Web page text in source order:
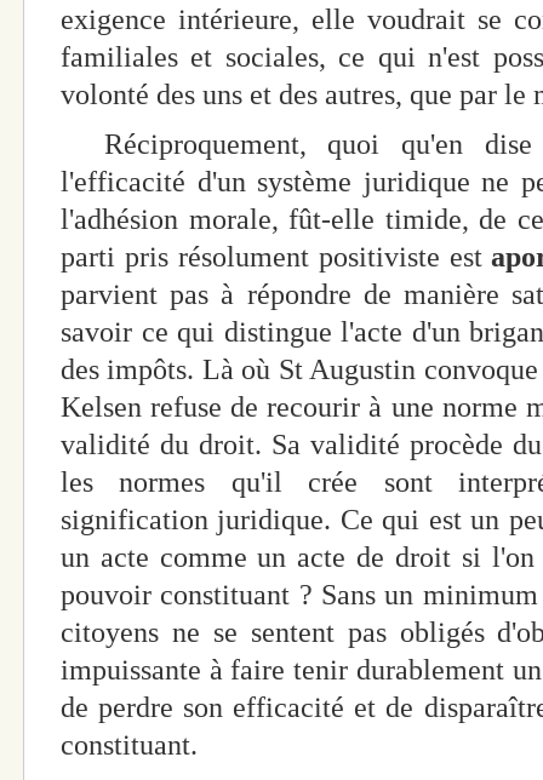
exigence intérieure, elle voudrait se
familiales et sociales, ce qui n'est
volonté des uns et des autres, que par le
Réciproquement, quoi qu'en
l'efficacité d'un système juridique ne
l'adhésion morale, fût-elle timide, de
parti pris résolument positiviste est
parvient pas à répondre de manière
savoir ce qui distingue l'acte d'un
des impôts. Là où St Augustin
Kelsen refuse de recourir à une norme
validité du droit. Sa validité procède
les normes qu'il crée sont
signification juridique. Ce qui est un
un acte comme un acte de droit si
pouvoir constituant ? Sans un
citoyens ne se sentent pas obligés
impuissante à faire tenir durablement
de perdre son efficacité et de
constituant.